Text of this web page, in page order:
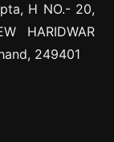
H NO.- 20,
HARIDWAR
249401